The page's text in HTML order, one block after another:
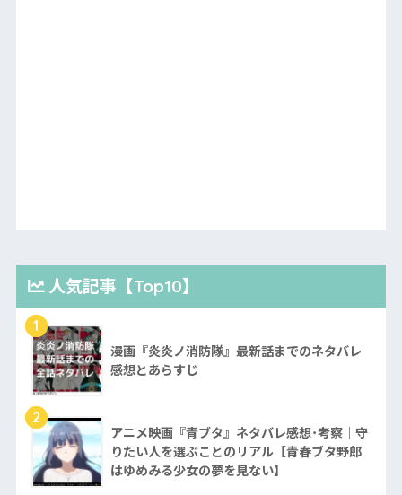
人気記事【Top10】
1
漫画『炎炎ノ消防隊』最新話までのネタバレ
感想とあらすじ
2
アニメ映画『青ブタ』ネタバレ感想･考察｜守
りたい人を選ぶことのリアル【青春ブタ野郎
はゆめみる少女の夢を見ない】